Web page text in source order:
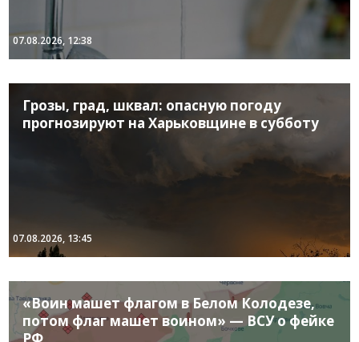
07.08.2026, 12:38
Грозы, град, шквал: опасную погоду
прогнозируют на Харьковщине в субботу
07.08.2026, 13:45
«Воин машет флагом в Белом Колодезе,
потом флаг машет воином» — ВСУ о фейке
РФ